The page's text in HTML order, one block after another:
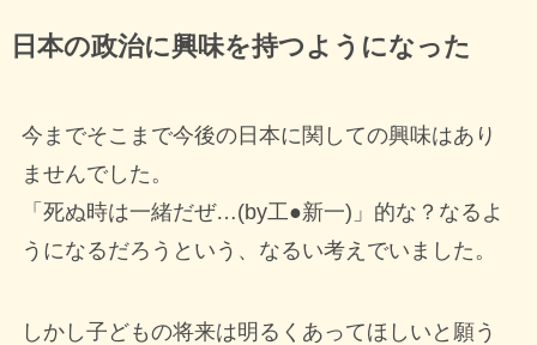
日本の政治に興味を持つようになった
今までそこまで今後の日本に関しての興味はあり
ませんでした。
「死ぬ時は一緒だぜ…(by工●新一)」的な？なるよ
うになるだろうという、なるい考えでいました。
しかし子どもの将来は明るくあってほしいと願う